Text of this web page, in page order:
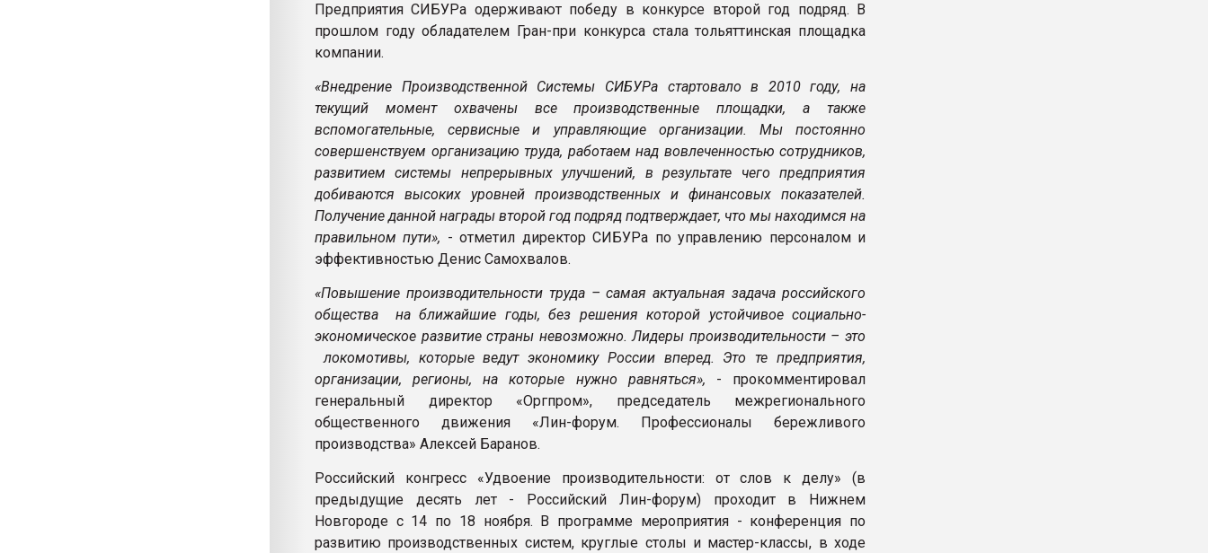
Предприятия СИБУРа одерживают победу в конкурсе второй год подряд. В
прошлом году обладателем Гран-при конкурса стала тольяттинская площадка
компании.
«Внедрение Производственной Системы СИБУРа стартовало в 2010 году, на
текущий момент охвачены все производственные площадки, а также
вспомогательные, сервисные и управляющие организации. Мы постоянно
совершенствуем организацию труда, работаем над вовлеченностью сотрудников,
развитием системы непрерывных улучшений, в результате чего предприятия
добиваются высоких уровней производственных и финансовых показателей.
Получение данной награды второй год подряд подтверждает, что мы находимся на
правильном пути», - отметил директор СИБУРа по управлению персоналом и
эффективностью Денис Самохвалов.
«Повышение производительности труда – самая актуальная задача российского
общества на ближайшие годы, без решения которой устойчивое социально-
экономическое развитие страны невозможно. Лидеры производительности – это
локомотивы, которые ведут экономику России вперед. Это те предприятия,
организации, регионы, на которые нужно равняться», - прокомментировал
генеральный директор «Оргпром», председатель межрегионального
общественного движения «Лин-форум. Профессионалы бережливого
производства» Алексей Баранов.
Российский конгресс «Удвоение производительности: от слов к делу» (в
предыдущие десять лет - Российский Лин-форум) проходит в Нижнем
Новгороде с 14 по 18 ноября. В программе мероприятия - конференция по
развитию производственных систем, круглые столы и мастер-классы, в ходе